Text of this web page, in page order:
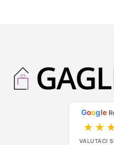
Google
VALUTACI